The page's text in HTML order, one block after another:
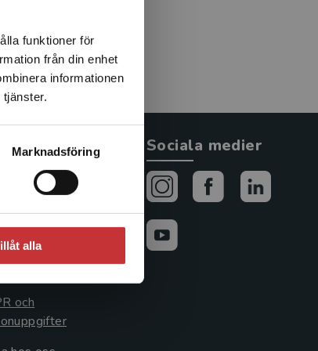
funktioner för
från din enhet
informationen
Marknadsföring
alla
länkar
och rättigheter
och
Sociala medier